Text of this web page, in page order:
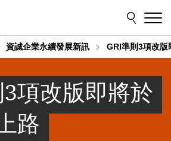
資誠企業永續發展新訊 GRI準則3項改
項改版即將於
路